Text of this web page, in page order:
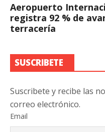
Aeropuerto
registra 92 % de
terracería
SUSCRIBETE
Suscribete y recibe las
correo electrónico.
Email